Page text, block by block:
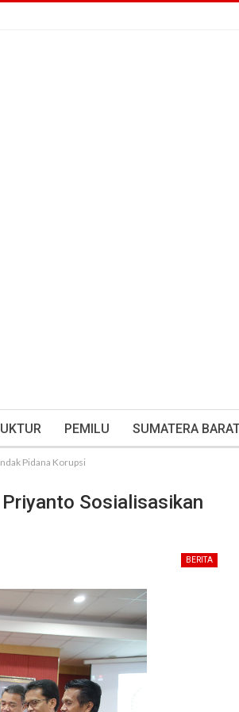
PEMILU SUMATERA
Pidana Korupsi
Sosialisasikan
BERITA